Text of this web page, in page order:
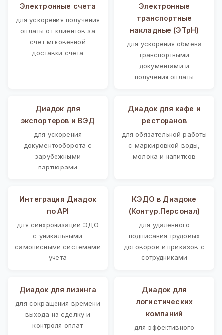
Электронные счета
для ускорения получения
оплаты от клиентов за
счет мгновенной
доставки счета
Электронные
транспортные
накладные (ЭТрН)
для ускорения обмена
транспортными
документами и
получения оплаты
Диадок для
экспортеров и ВЭД
для ускорения
документооборота с
зарубежными
партнерами
Диадок для кафе и
ресторанов
для обязательной работы
с маркировкой воды,
молока и напитков
Интеграция Диадок
по API
для синхронизации ЭДО
с уникальными
самописными системами
учета
КЭДО в Диадоке
(Контур.Персонал)
для удаленного
подписания трудовых
договоров и приказов с
сотрудниками
Диадок для лизинга
для сокращения времени
выхода на сделку и
контроля оплат
Диадок для
логистических
компаний
для эффективного